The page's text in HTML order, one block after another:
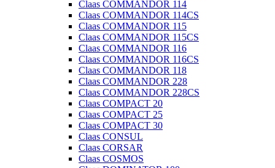
Claas COMMANDOR 114
Claas COMMANDOR 114CS
Claas COMMANDOR 115
Claas COMMANDOR 115CS
Claas COMMANDOR 116
Claas COMMANDOR 116CS
Claas COMMANDOR 118
Claas COMMANDOR 228
Claas COMMANDOR 228CS
Claas COMPACT 20
Claas COMPACT 25
Claas COMPACT 30
Claas CONSUL
Claas CORSAR
Claas COSMOS